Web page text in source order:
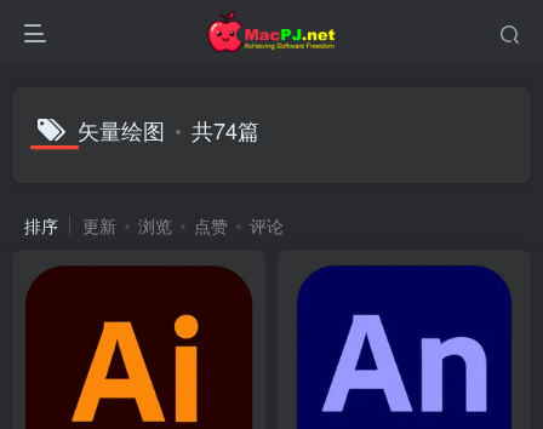
矢量绘图 共74篇
排序 更新 浏览 点赞 评论